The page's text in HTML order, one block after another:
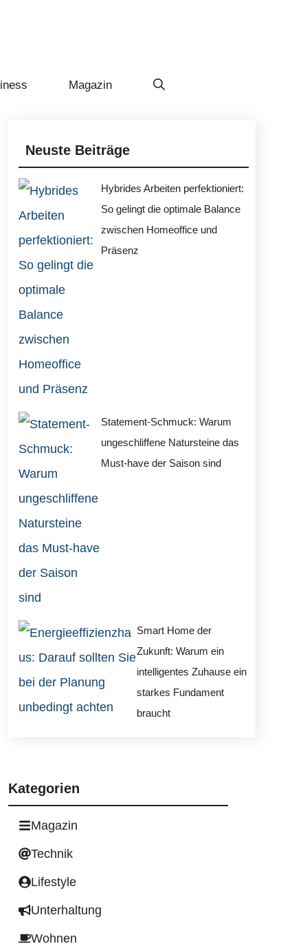
Magazin
Neuste Beiträge
Hybrides Arbeiten perfektioniert:
So gelingt die optimale Balance
zwischen Homeoffice und
Präsenz
Statement-Schmuck: Warum
ungeschliffene Natursteine das
Must-have der Saison sind
Smart Home der
Zukunft: Warum ein
intelligentes Zuhause ein
starkes Fundament
braucht
Kategorien
Magazin
Technik
Lifestyle
Unterhaltung
Wohnen